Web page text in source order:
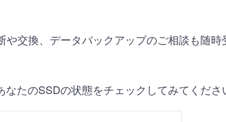
交換、データバックアップのご相談も随
たのSSDの状態をチェックしてみてくださ